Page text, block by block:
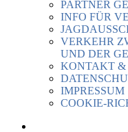
PARTNER
INFO FÜR
VERKEHR
UND DER
KONTAKT &
IMPRESSUM
COOKIE-